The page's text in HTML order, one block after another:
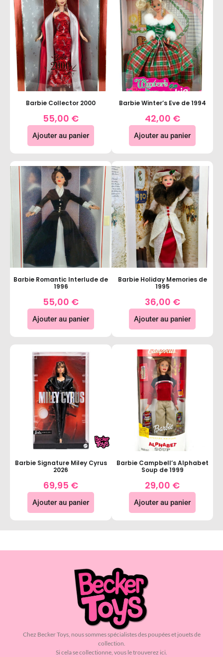
Barbie Collector 2000
55,00 €
Ajouter au panier
Barbie Winter’s Eve de 1994
42,00 €
Ajouter au panier
Barbie Romantic Interlude de
1996
55,00 €
Ajouter au panier
Barbie Holiday Memories de
1995
36,00 €
Ajouter au panier
Barbie Signature Miley Cyrus
2026
69,95 €
Ajouter au panier
Barbie Campbell’s Alphabet
Soup de 1999
29,00 €
Ajouter au panier
Chez Becker Toys, nous sommes spécialistes des poupées et jouets de
collection.
Si cela se collectionne, vous le trouverez ici.